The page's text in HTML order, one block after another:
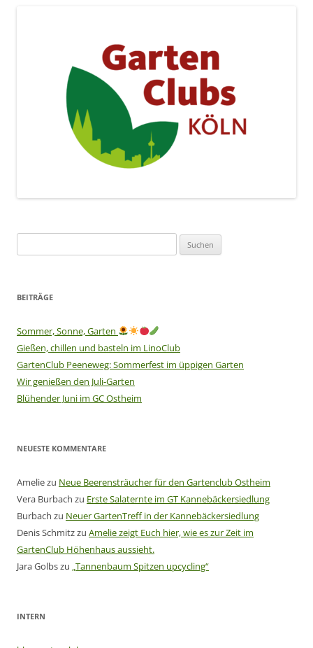
nach:
BEITRÄGE
Sommer, Sonne, Garten
Gießen, chillen und basteln im LinoClub
GartenClub Peeneweg: Sommerfest im üppigen Garten
Wir genießen den Juli-Garten
Blühender Juni im GC Ostheim
NEUESTE KOMMENTARE
Ameliezu Neue Beerensträucher für den Gartenclub Ostheim
Vera Burbach zu Erste Salaternte im GT Kannebäckersiedlung
Burbach zu Neuer GartenTreff in der Kannebäckersiedlung
Denis Schmitzzu Amelie zeigt Euch hier, wie es zur Zeit im
GartenClub Höhenhaus aussieht.
Jara Golbszu „Tannenbaum Spitzen upcycling“
INTERN